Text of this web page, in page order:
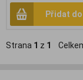
Přidat
Strana 1 z 1